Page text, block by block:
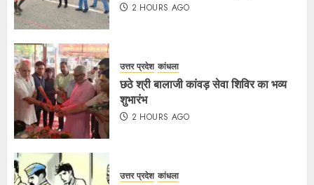
2 HOURS AGO
उत्तर प्रदेश कांधला
छठे श्री बालाजी कांवड़ सेवा शिविर का भव्य
शुभारंभ
2 HOURS AGO
उत्तर प्रदेश कांधला